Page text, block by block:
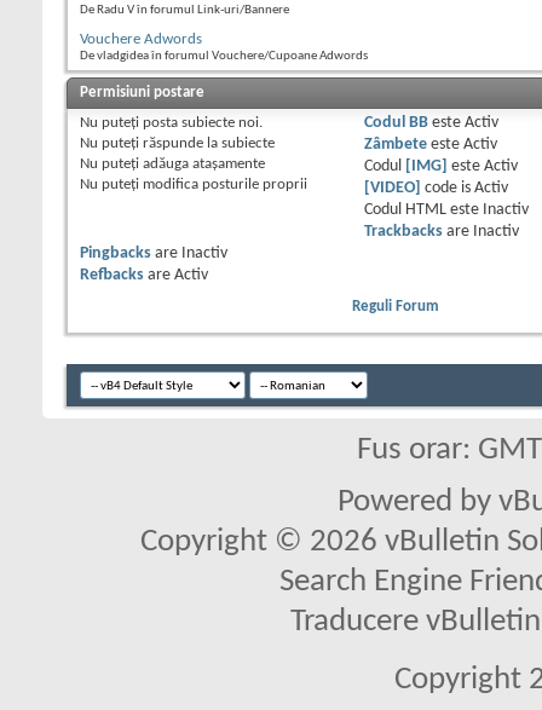
De Radu V în forumul Link-uri/Bannere
Vouchere Adwords
De vladgidea în forumul Vouchere/Cupoane Adwords
Permisiuni postare
Nu puteţi posta subiecte noi.
Nu puteţi răspunde la subiecte
Nu puteţi adăuga ataşamente
Nu puteţi modifica posturile proprii
Codul BBeste Activ
Zâmbeteeste Activ
Codul
[IMG] este Activ
[VIDEO] code is Activ
Codul HTML este
Inactiv
Trackbacksare
Inactiv
Pingbacks are
Inactiv
Refbacks are Activ
Reguli Forum
Fus orar:
Powered by
Copyright © 2026 vBulletin
Search Engine
Traducere
Copyright